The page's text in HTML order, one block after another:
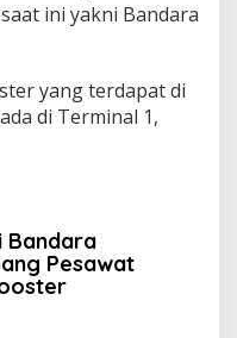
ini yakni Bandara
yang terdapat di
di Terminal 1,
Bandara
Pesawat